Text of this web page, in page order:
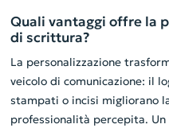
Quali vantaggi offre la
di scrittura?
La personalizzazione
veicolo di comunicazione: il
stampati o incisi migliorano
professionalità percepita.